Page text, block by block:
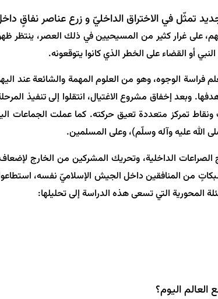
تمثّل في الاختراق الداخليّ و زرع عناصر نفاقٍ
على غرار كثير من المسيحيين في ذلك العصر، ينتظر
أو القضاء على الخطر الذي كانوا يتوقعونه.
فراسة الوجوه، وهو من العلوم المهمة والشائعة عند
وبعد إخفاق مشروع الاغتيال، انتقلوا إلى تنفيذ
تمركز متعددة تعيق حركته. كما عملت الجماعات
علیه وآله وسلّم)، وعلى المسلمين.
الصراعات الداخلية، وتحريك المشركين من الخارج
من المنافقين داخل الجيش الإسلاميّ نفسه، استطاعوا
المحورية التي تسعى هذه الدراسة إلى تحليلها:
العالم اليوم؟